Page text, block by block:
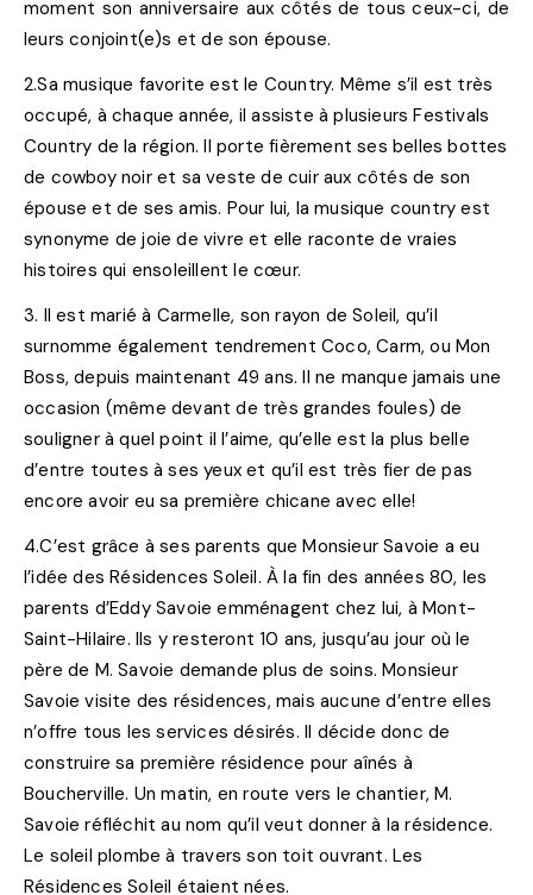
moment son anniversaire aux côtés de tous ceux-ci, de
leurs conjoint(e)s et de son épouse.
2.Sa musique favorite est le Country. Même s’il est très
occupé, à chaque année, il assiste à plusieurs Festivals
Country de la région. Il porte fièrement ses belles bottes
de cowboy noir et sa veste de cuir aux côtés de son
épouse et de ses amis. Pour lui, la musique country est
synonyme de joie de vivre et elle raconte de vraies
histoires qui ensoleillent le cœur.
3. Il est marié à Carmelle, son rayon de Soleil, qu’il
surnomme également tendrement Coco, Carm, ou Mon
Boss, depuis maintenant 49 ans. Il ne manque jamais une
occasion (même devant de très grandes foules) de
souligner à quel point il l’aime, qu’elle est la plus belle
d’entre toutes à ses yeux et qu’il est très fier de pas
encore avoir eu sa première chicane avec elle!
4.C’est grâce à ses parents que Monsieur Savoie a eu
l’idée des Résidences Soleil. À la fin des années 80, les
parents d’Eddy Savoie emménagent chez lui, à Mont-
Saint-Hilaire. Ils y resteront 10 ans, jusqu’au jour où le
père de M. Savoie demande plus de soins. Monsieur
Savoie visite des résidences, mais aucune d’entre elles
n’offre tous les services désirés. Il décide donc de
construire sa première résidence pour aînés à
Boucherville. Un matin, en route vers le chantier, M.
Savoie réfléchit au nom qu’il veut donner à la résidence.
Le soleil plombe à travers son toit ouvrant. Les
Résidences Soleil étaient nées.